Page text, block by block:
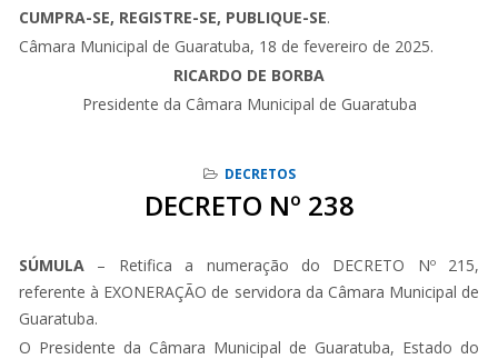
CUMPRA-SE, REGISTRE-SE, PUBLIQUE-SE.
Câmara Municipal de Guaratuba, 18 de fevereiro de 2025.
RICARDO DE BORBA
Presidente da Câmara Municipal de Guaratuba
DECRETOS
DECRETO Nº 238
SÚMULA – Retifica a numeração do DECRETO Nº 215,
referente à EXONERAÇÃO de servidora da Câmara Municipal de
Guaratuba.
O Presidente da Câmara Municipal de Guaratuba, Estado do